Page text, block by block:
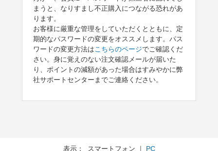
まうと、なりすまし不正購入につながる恐れがあ
ります。
お客様に厳重な管理をしていただくとともに、定
期的なパスワードの変更をオススメします。パス
ワードの変更方法はこちらのページでご確認くだ
さい。身に覚えのない注文確認メールが届いた
り、ポイントの減額があった場合はすみやかに弊
社サポートセンターまでご連絡ください。
表示： スマートフォン ｜ PC